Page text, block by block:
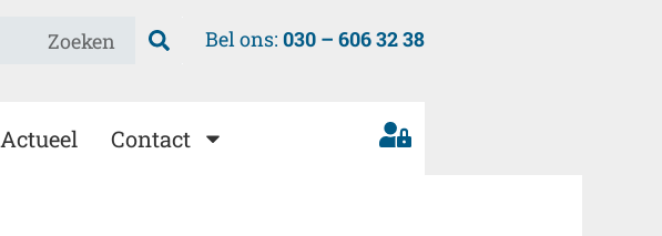
Bel ons: 030 – 606 32 38
Actueel Contact